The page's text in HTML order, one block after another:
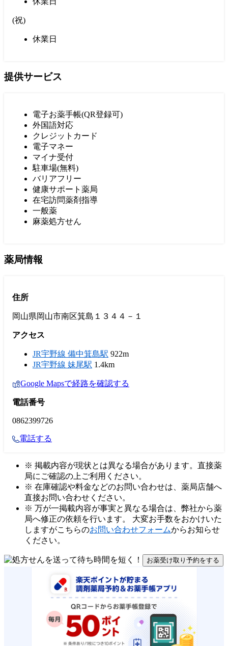
(祝)
休業日
提供サービス
電子お薬手帳(QR登録可)
外国語対応
クレジットカード
電子マネー
マイナ受付
駐車場(無料)
バリアフリー
健康サポート薬局
在宅訪問薬剤指導
一般薬
麻薬処方せん
薬局情報
住所
岡山県岡山市南区箕島１３４４－１
アクセス
JR宇野線 備中箕島駅 922m
JR宇野線 妹尾駅 1.4km
Google Mapsで経路を確認する
電話番号
0862399726
電話する
※ 掲載内容が現状とは異なる場合があります。直接薬
局にご確認の上ご利用ください。
※ 在庫確認や料金などのお問い合わせは、薬局店舗へ
直接お問い合わせください。
※ 万が一掲載内容が事実と異なる場合は、弊社から薬
局へ修正の依頼を行います。 大変お手数をおかけいた
しますがこちらのお問い合わせフォームからお知らせ
ください。
お薬受け取り予約をする